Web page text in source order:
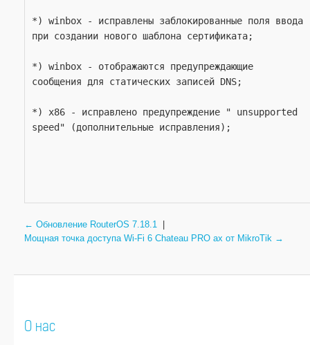
*) winbox - исправлены заблокированные поля ввода
при создании нового шаблона сертификата;
*) winbox - отображаются предупреждающие
сообщения для статических записей DNS;
*) x86 - исправлено предупреждение " unsupported
speed" (дополнительные исправления);
← Обновление RouterOS 7.18.1
Мощная точка доступа Wi-Fi 6 Chateau PRO ax от MikroTik →
О нас